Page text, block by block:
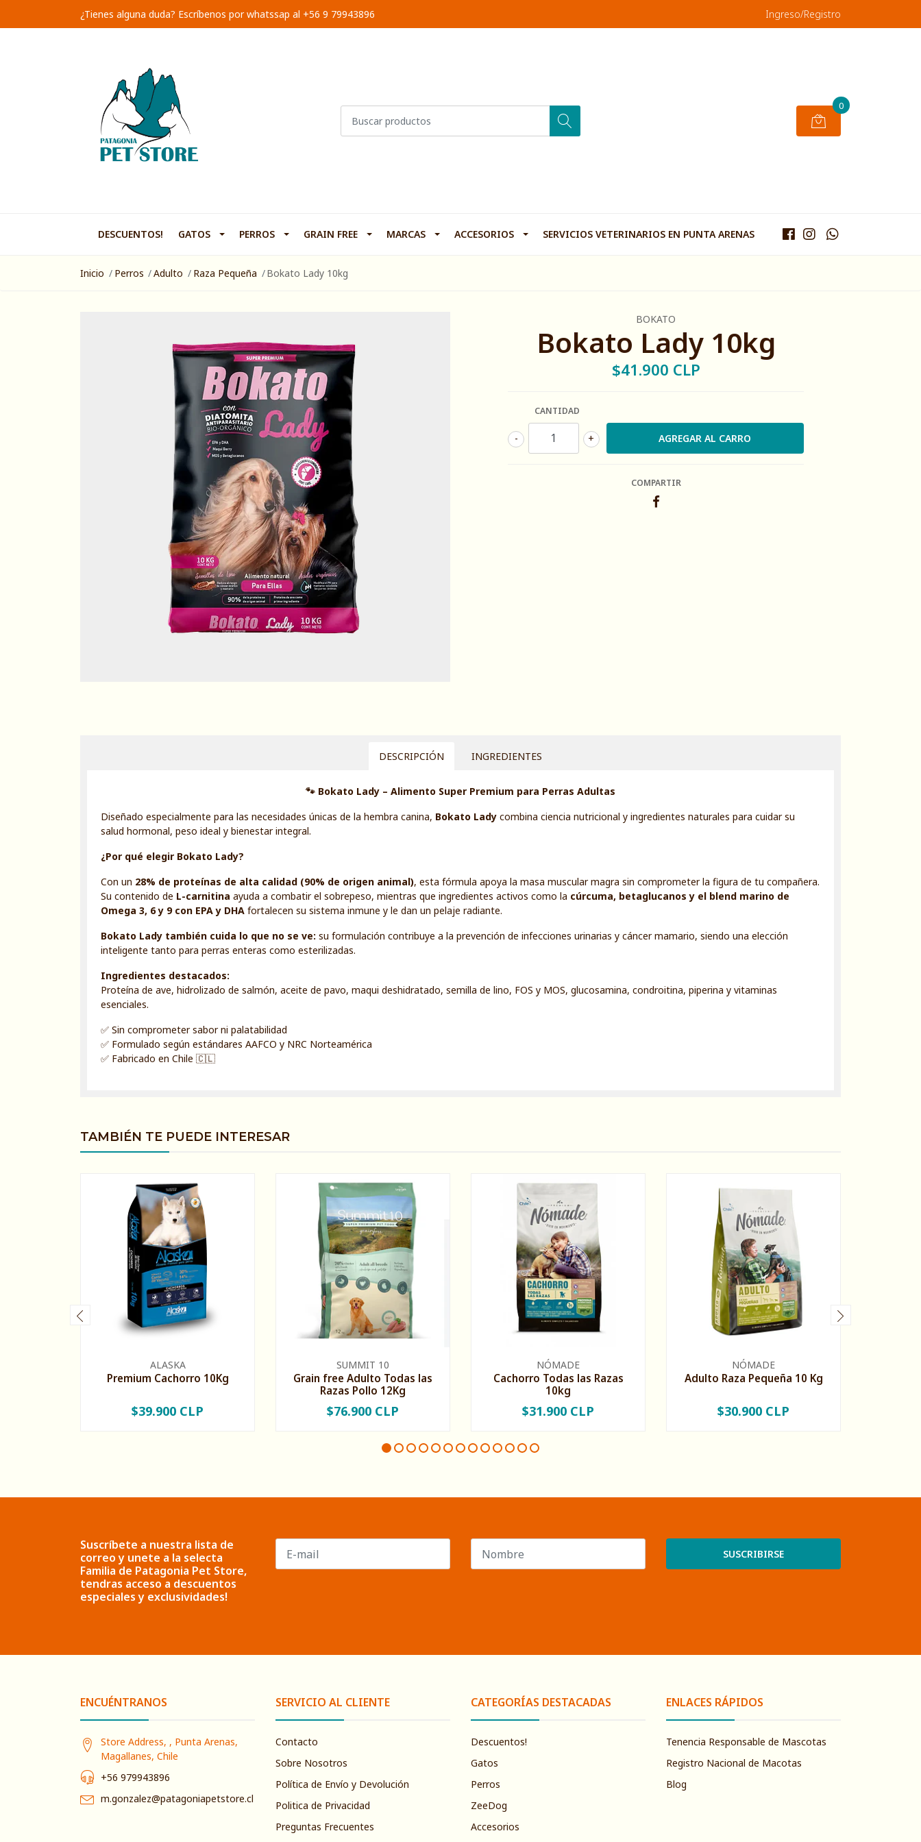
¿Tienes alguna duda? Escríbenos por whatssap al +56 9 79943896 Ingreso/Registro
0
DESCUENTOS! GATOS PERROS GRAIN FREE MARCAS ACCESORIOS SERVICIOS VETERINARIOS EN PUNTA ARENAS
Inicio Perros Adulto Raza Pequeña Bokato Lady 10kg
BOKATO
Bokato Lady 10kg
$41.900 CLP
CANTIDAD
+
-
COMPARTIR
DESCRIPCIÓN INGREDIENTES
🐾 Bokato Lady – Alimento Super Premium para Perras Adultas
Diseñado especialmente para las necesidades únicas de la hembra canina, Bokato Lady combina ciencia nutricional y ingredientes naturales para cuidar su
salud hormonal, peso ideal y bienestar integral.
¿Por qué elegir Bokato Lady?
Con un 28% de proteínas de alta calidad (90% de origen animal), esta fórmula apoya la masa muscular magra sin comprometer la figura de tu compañera.
Su contenido de L-carnitina ayuda a combatir el sobrepeso, mientras que ingredientes activos como la cúrcuma, betaglucanos y el blend marino de
Omega 3, 6 y 9 con EPA y DHA fortalecen su sistema inmune y le dan un pelaje radiante.
Bokato Lady también cuida lo que no se ve: su formulación contribuye a la prevención de infecciones urinarias y cáncer mamario, siendo una elección
inteligente tanto para perras enteras como esterilizadas.
Ingredientes destacados:
Proteína de ave, hidrolizado de salmón, aceite de pavo, maqui deshidratado, semilla de lino, FOS y MOS, glucosamina, condroitina, piperina y vitaminas
esenciales.
✅ Sin comprometer sabor ni palatabilidad
✅ Formulado según estándares AAFCO y NRC Norteamérica
✅ Fabricado en Chile 🇨🇱
TAMBIÉN TE PUEDE INTERESAR
ALASKA
Premium Cachorro 10Kg
+
$39.900 CLP
SUMMIT 10
Grain free Adulto Todas las
Razas Pollo 12Kg
+
$76.900 CLP
NÓMADE
Cachorro Todas las Razas
10kg
+
$31.900 CLP
NÓMADE
Adulto Raza Pequeña 10 Kg
+
$30.900 CLP
Suscríbete a nuestra lista de
correo y unete a la selecta
Familia de Patagonia Pet Store,
tendras acceso a descuentos
especiales y exclusividades!
SUSCRIBIRSE
ENCUÉNTRANOS
Store Address, , Punta Arenas,
Magallanes, Chile
+56 979943896
m.gonzalez@patagoniapetstore.cl
SERVICIO AL CLIENTE
Contacto
Sobre Nosotros
Política de Envío y Devolución
Politica de Privacidad
Preguntas Frecuentes
CATEGORÍAS DESTACADAS
Descuentos!
Gatos
Perros
ZeeDog
Accesorios
ENLACES RÁPIDOS
Tenencia Responsable de Mascotas
Registro Nacional de Macotas
Blog